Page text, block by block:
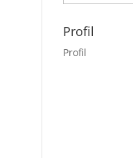
Profil
Profil